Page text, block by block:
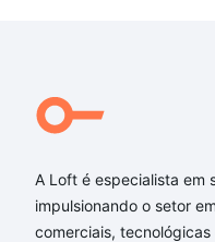
A Loft é especialista em
impulsionando o setor
comerciais,